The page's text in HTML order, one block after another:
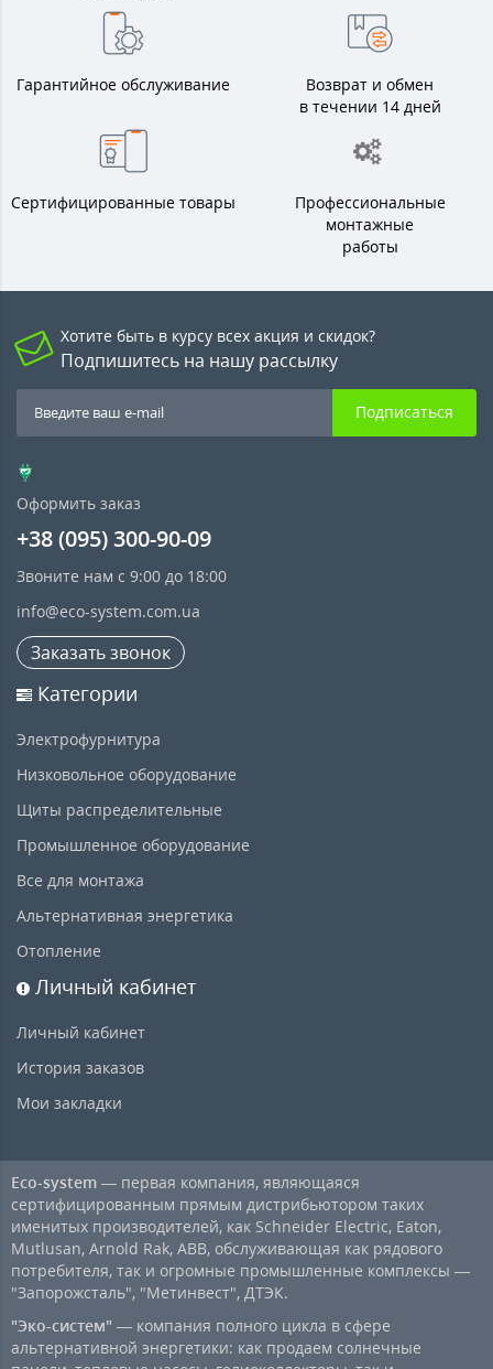
Гарантийное обслуживание
Возврат и обмен
в течении 14 дней
Сертифицированные товары
Профессиональные
монтажные
работы
Хотите быть в курсу всех акция и скидок?
Подпишитесь на нашу рассылку
Подписаться
Оформить заказ
+38 (095) 300-90-09
Звоните нам с 9:00 до 18:00
info@eco-system.com.ua
Заказать звонок
Категории
Электрофурнитура
Низковольное оборудование
Щиты распределительные
Промышленное оборудование
Все для монтажа
Альтернативная энергетика
Отопление
Личный кабинет
Личный кабинет
История заказов
Мои закладки
Eco-system — первая компания, являющаяся
сертифицированным прямым дистрибьютором таких
именитых производителей, как Schneider Electric, Eaton,
Mutlusan, Arnold Rak, ABB, обслуживающая как рядового
потребителя, так и огромные промышленные комплексы —
"Запорожсталь", "Метинвест", ДТЭК.
"Эко-систем" — компания полного цикла в сфере
альтернативной энергетики: как продаем солнечные